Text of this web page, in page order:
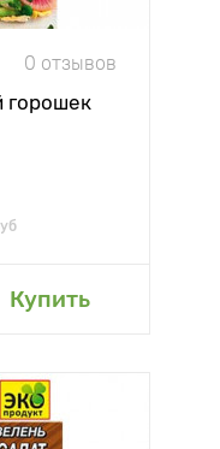
0 отзывов
горошек
Купить